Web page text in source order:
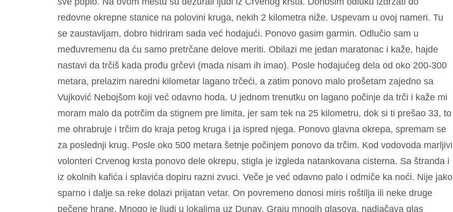
redovne okrepne stanice na polovini kruga, nekih 2 kilometra niže. Uspevam u ovoj nameri. Tu
se zaustavljam, dobro hidriram sada već hodajući. Ponovo gasim garmin. Odlučio sam u
međuvremenu da ću samo pretrčane delove meriti. Obilazi me jedan maratonac i kaže, hajde
nastavi da trčiš kada prođu grčevi (mada nisam ih imao). Posle hodajućeg dela od oko 200-300
metara, prelazim naredni kilometar lagano trčeći, a zatim ponovo malo prošetam zajedno sa
Vujković Nebojšom koji već odavno hoda. U jednom trenutku on lagano počinje da trči i kaže mi
moram malo da potrčim da stignem pre limita, jer sam tek na 25 kilometru, dok si ti prešao 33, to
me ohrabruje i trčim do kraja petog kruga i ja ispred njega. Ponovo glavna okrepa, spremam se
za poslednji krug. Posle oko 500 metara šetnje počinjem ponovo da trčim. Kod vodovoda marljivi
volonteri Crvenog krsta ponovo dele okrepu, stigla je izgleda natankovana cisterna. Sa štranda i
iz okolnih kafića i splavića dopiru razni zvuci. Veče je već odavno palo i odmiče ka noći. Nije jako
sparno i dalje sa reke dolazi prijatan vetar. On povremeno donosi miris roštilja ili neke druge
pečene hrane. Mnogo je ljudi u lokalima uz Dunav. Graju mnogih glasova, nadjačava glas